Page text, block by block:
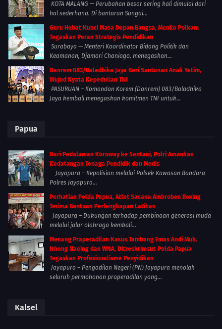
KOTA MALANG — Perubahan besar sering kali dimulai dari
hal sederhana. Di bantaran Sungai...
Guru Hebat Kunci Masa Depan Bangsa, Menko Polkam
Tegaskan Peran Strategis Pendidikan
Surabaya — Menteri Koordinator Bidang Politik dan
Keamanan, Djamari Chaniago, menegaskan...
Danrem 083/Baladhika Jaya Beri Santunan Anak Yatim,
Wujud Nyata Kepedulian TNI
PASURUAN – Komandan Korem (Danrem) 083/Baladhika
Jaya kembali menegaskan komitmen TNI untuk...
Papua
Dari Pedalaman Koroway ke Sentani, Polri Amankan
Kedatangan Tenaga Pendidik dan Medis
Jayapura – Kepolisian melalui Polsek Kawasan Bandara
Polres Jayapura...
Perhatian Polda Papua, Atlet Sasana Ambroben Boxing
Terima Bantuan Perlengkapan Latihan
Jayapura – Dukungan terhadap pembinaan generasi muda
melalui jalur olahraga kembali...
Menang Praperadilan Kasus Tambang Emas Andi Muh.
Irhong Naeing dan WNA, Ditreskrimsus Polda Papua
Tegaskan Profesionalisme Penyidikan
Jayapura – Pengadilan Negeri (PN) Jayapura menolak
seluruh permohonan praperadilan yang...
Kalsel